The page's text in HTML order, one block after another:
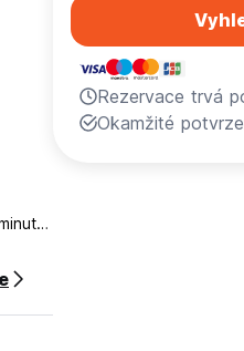
Rezervace trvá
Okamžité